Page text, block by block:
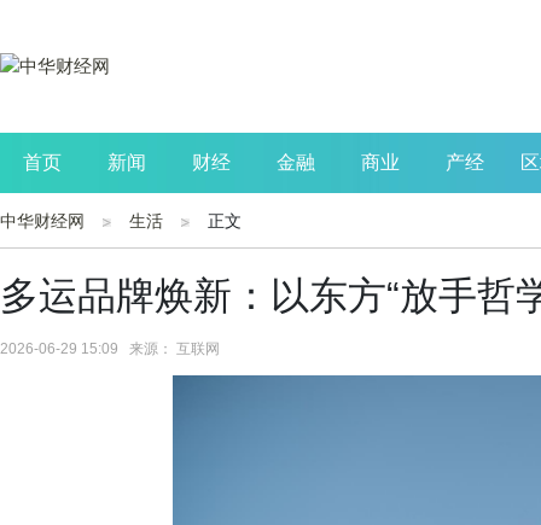
首页 新闻 财经 金融 商业 产经
公司 生活 读书
中华财经网 生活 正文
多运品牌焕新：以东方“放手哲
2026-06-29 15:09 来源： 互联网